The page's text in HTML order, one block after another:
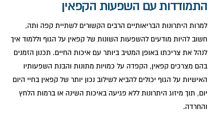
התמודדות עם השפעות הקפאין
למרות היתרונות הבריאותיים הרבים הקשורים לשתיית קפה ותה,
חשוב להיות מודעים להשפעות השונות של קפאין על הגוף וללמוד איך
לנהל את צריכתו באופן המטיב ביותר עם איכות החיים. תכנון הזמנים
בהם מצרכים קפאין, הקפדה על כמויות מתונות והבנת השפעותיו
האישיות על הגוף יכולים להביא לשילוב נכון יותר של קפאין בחיי היום
יום, תוך מיזוג היתרונות ללא פגיעה באיכות השינה או ברמות הלחץ
והחרדה.